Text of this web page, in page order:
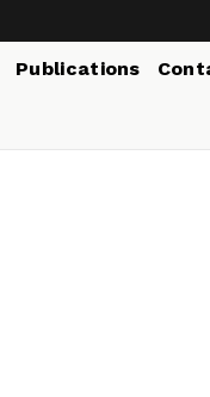
Publications